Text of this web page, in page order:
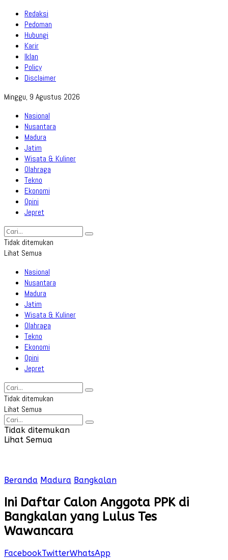
Redaksi
Pedoman
Hubungi
Karir
Iklan
Policy
Disclaimer
Minggu, 9 Agustus 2026
Nasional
Nusantara
Madura
Jatim
Wisata & Kuliner
Olahraga
Tekno
Ekonomi
Opini
Jepret
Tidak ditemukan
Lihat Semua
Nasional
Nusantara
Madura
Jatim
Wisata & Kuliner
Olahraga
Tekno
Ekonomi
Opini
Jepret
Tidak ditemukan
Lihat Semua
Tidak ditemukan
Lihat Semua
Beranda Madura Bangkalan
Ini Daftar Calon Anggota PPK di
Bangkalan yang Lulus Tes
Wawancara
FacebookTwitterWhatsApp